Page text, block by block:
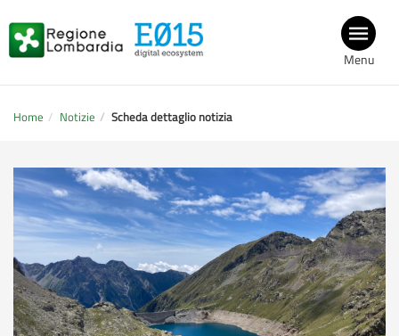
Menu
Home Notizie Scheda dettaglio notizia